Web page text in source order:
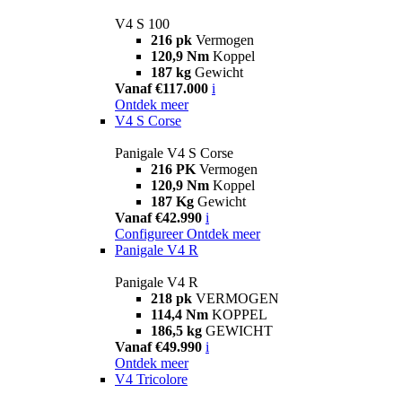
V4 S 100
216 pk Vermogen
120,9 Nm Koppel
187 kg Gewicht
Vanaf €117.000 i
Ontdek meer
V4 S Corse
Panigale V4 S Corse
216 PK Vermogen
120,9 Nm Koppel
187 Kg Gewicht
Vanaf €42.990 i
Configureer Ontdek meer
Panigale V4 R
Panigale V4 R
218 pk VERMOGEN
114,4 Nm KOPPEL
186,5 kg GEWICHT
Vanaf €49.990 i
Ontdek meer
V4 Tricolore